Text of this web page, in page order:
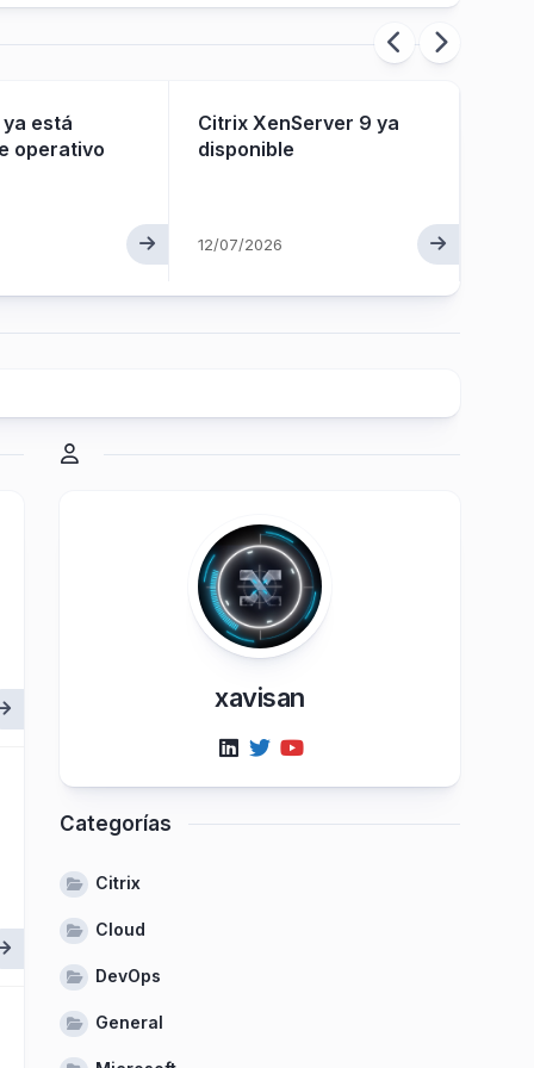
ya está
operativo
Citrix XenServer 9 ya
disponible
12/07/2026
xavisan
Categorías
Citrix
Cloud
DevOps
General